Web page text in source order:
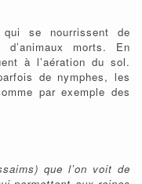
se nourrissent de
d’animaux morts. En
à l’aération du sol.
de nymphes, les
par exemple des
que l’on voit de